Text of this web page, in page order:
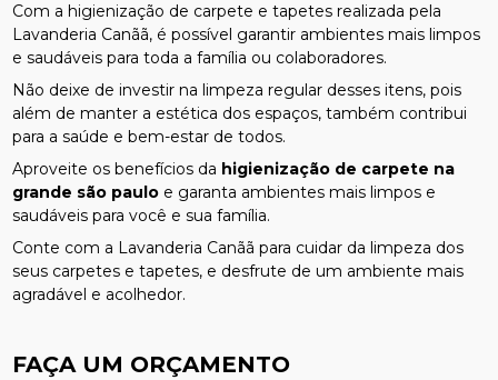
Com a higienização de carpete e tapetes realizada pela
Lavanderia Canãã, é possível garantir ambientes mais limpos
e saudáveis para toda a família ou colaboradores.
Não deixe de investir na limpeza regular desses itens, pois
além de manter a estética dos espaços, também contribui
para a saúde e bem-estar de todos.
Aproveite os benefícios da higienização de carpete na
grande são paulo e garanta ambientes mais limpos e
saudáveis para você e sua família.
Conte com a Lavanderia Canãã para cuidar da limpeza dos
seus carpetes e tapetes, e desfrute de um ambiente mais
agradável e acolhedor.
FAÇA UM ORÇAMENTO